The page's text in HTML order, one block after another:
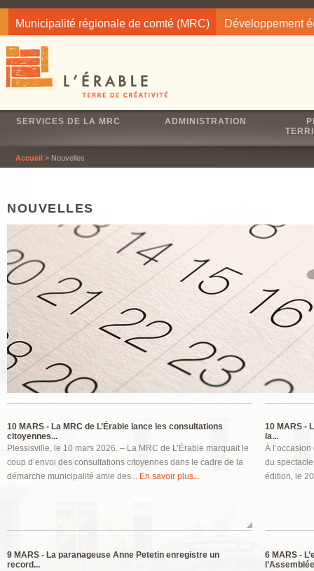
Municipalité régionale de comté (MRC) Développement
SERVICES DE LA MRC ADMINISTRATION
Accueil > Nouvelles
NOUVELLES
10 MARS - La MRC de L’Érable lance les consultations
citoyennes...
Plessisville, le 10 mars 2026. – La MRC de L’Érable marquait le
coup d’envoi des consultations citoyennes dans le cadre de la
démarche municipalité amie des... En savoir plus...
10 MARS -
la...
À
du
édition, le
9 MARS - La paranageuse Anne Petetin enregistre un
record...
6 MARS -
Pages